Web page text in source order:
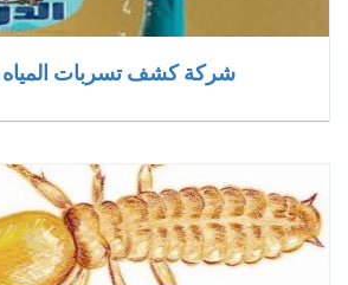
شركة كشف تسربات المياه